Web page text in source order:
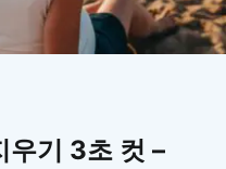
우기 3초 컷 –